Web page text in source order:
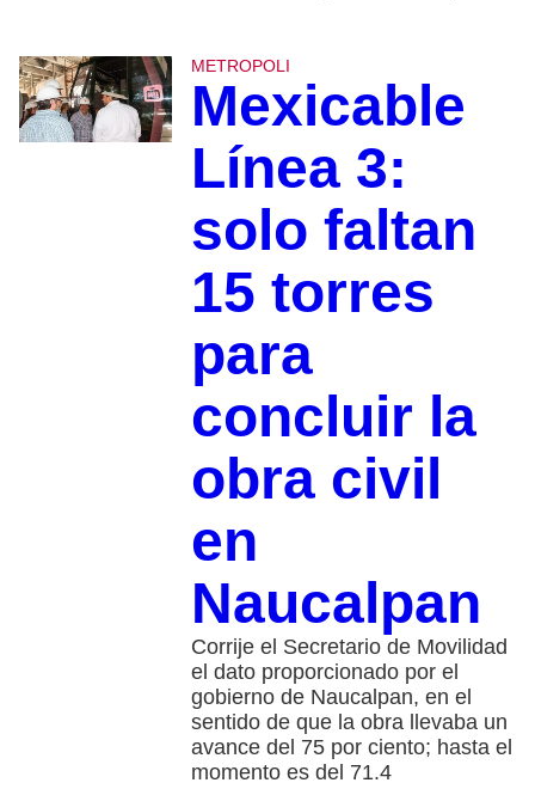
METROPOLI
Mexicable
Línea 3:
solo faltan
15 torres
para
concluir la
obra civil
en
Naucalpan
Corrije el Secretario de Movilidad
el dato proporcionado por el
gobierno de Naucalpan, en el
sentido de que la obra llevaba un
avance del 75 por ciento; hasta el
momento es del 71.4